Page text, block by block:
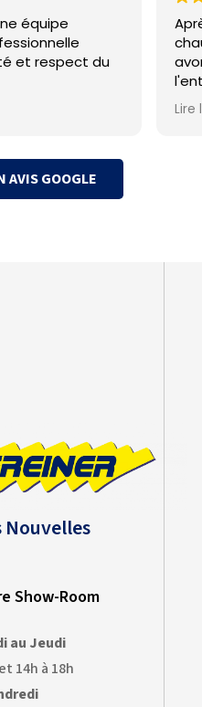
équipe
et respect du
Lire
AVIS GOOGLE
Nouvelles
Show-Room
au Jeudi
14h à 18h